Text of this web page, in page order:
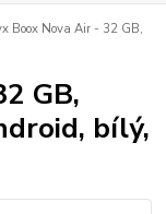
Boox Nova Air - 32 GB,
GB,
bílý,